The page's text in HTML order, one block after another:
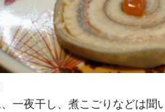
一夜干し、煮こごりなどは聞